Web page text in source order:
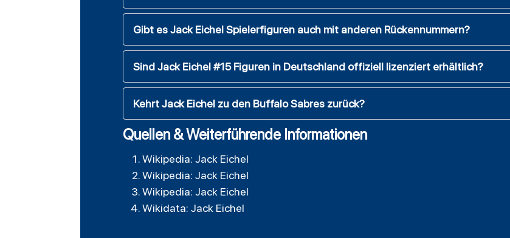
Gibt es Jack Eichel Spielerfiguren auch mit anderen Rückennummern?
Sind Jack Eichel #15 Figuren in Deutschland offiziell lizenziert erhältlich?
Kehrt Jack Eichel zu den Buffalo Sabres zurück?
Quellen & Weiterführende Informationen
Wikipedia: Jack Eichel
Wikipedia: Jack Eichel
Wikipedia: Jack Eichel
Wikidata: Jack Eichel